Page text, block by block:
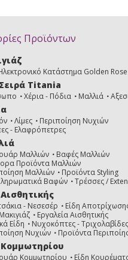
Προϊόντων
Κατάστημα Golden Rose
Titania
Χέρια - Πόδια Μαλλιά
Λίμες
Περιποίηση Νυχιών
- Ελαφρόπετρες
Μαλλιών
Βαφές Μαλλιών
Προϊόντα Μαλλιών
Μαλλιών
Προϊόντα Styling
Βαφών
Τρέσσες /
- Νεσεσέρ
Είδη
Εργαλεία Αισθητικής
Είδη
Νυχοκόπτες - Τριχολαβίδες
Νυχιών
Προϊόντα
Κομμωτηρίου
Κομμωτηρίου
Είδη